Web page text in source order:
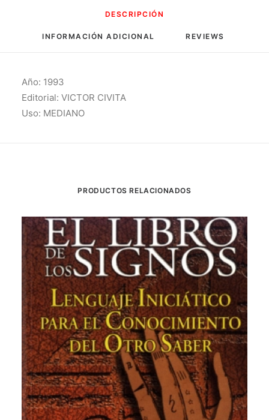
DESCRIPCIÓN
INFORMACIÓN ADICIONAL REVIEWS
Año: 1993
Editorial: VICTOR CIVITA
Uso: MEDIANO
PRODUCTOS RELACIONADOS